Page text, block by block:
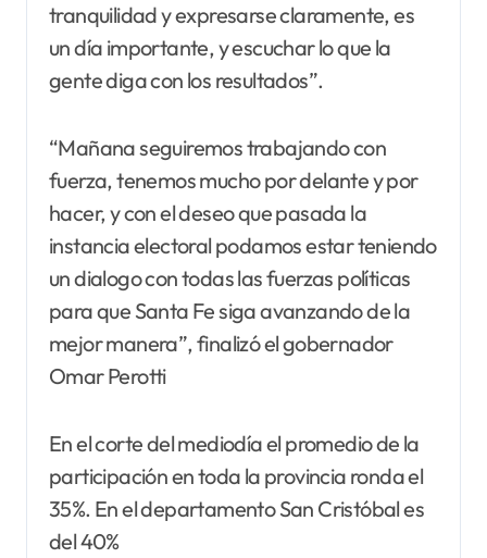
tranquilidad y expresarse claramente, es
un día importante, y escuchar lo que la
gente diga con los resultados”.
“Mañana seguiremos trabajando con
fuerza, tenemos mucho por delante y por
hacer, y con el deseo que pasada la
instancia electoral podamos estar teniendo
un dialogo con todas las fuerzas políticas
para que Santa Fe siga avanzando de la
mejor manera”, finalizó el gobernador
Omar Perotti
En el corte del mediodía el promedio de la
participación en toda la provincia ronda el
35%. En el departamento San Cristóbal es
del 40%